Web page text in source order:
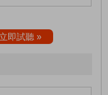
即試聽 »